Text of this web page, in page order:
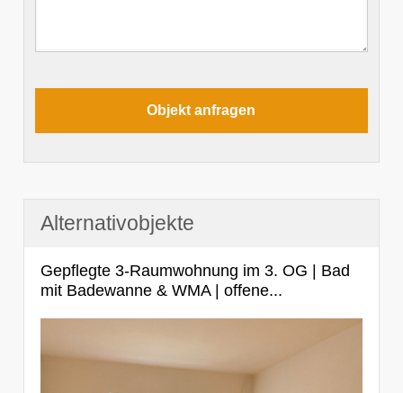
Alternativobjekte
Gepflegte 3-Raumwohnung im 3. OG | Bad
mit Badewanne & WMA | offene...